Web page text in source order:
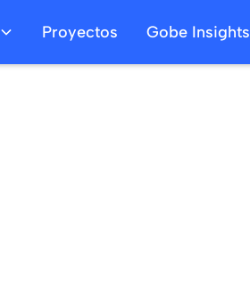
Proyectos Gobe Insights